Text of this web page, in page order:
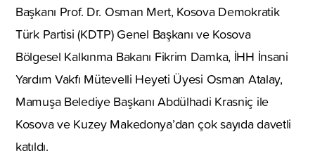
Başkanı Prof. Dr. Osman Mert, Kosova Demokratik
Türk Partisi (KDTP) Genel Başkanı ve Kosova
Bölgesel Kalkınma Bakanı Fikrim Damka, İHH İnsani
Yardım Vakfı Mütevelli Heyeti Üyesi Osman Atalay,
Mamuşa Belediye Başkanı Abdülhadi Krasniç ile
Kosova ve Kuzey Makedonya’dan çok sayıda davetli
katıldı.